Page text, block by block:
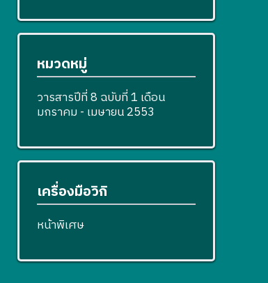
หมวดหมู่
วารสารปีที่ 8 ฉบับที่ 1 เดือน
มกราคม - เมษายน 2553
เครื่องมือวิกิ
หน้าพิเศษ